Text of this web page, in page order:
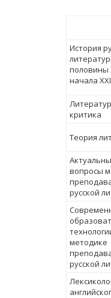
История
половины
начала
критика
Теория
вопроcы
русской
методике
русской